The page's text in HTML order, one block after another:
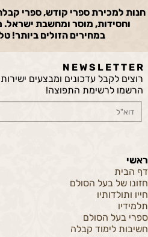
חנות למכירת ספרי קודש, ספרי
וחסידות, מוסר ומחשבת
במחירים הזולים ביותר! טל': 1700-
N E W S L E T T E R
רוצים לקבל עדכונים ומבצעים
הרשמו לרשימת התפוצה!
ראשי
דף הבית
חזונו של בעל הסולם
חייו ותולדותיו
תלמידיו
ספרי בעל הסולם
חשיבות לימוד קבלה